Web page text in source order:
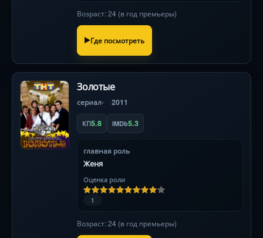
Возраст: 24 (в год премьеры)
Где посмотреть
Золотые
сериал 2011
КП5.8 IMDb5.3
главная роль
Женя
Оценка роли
1
Возраст: 24 (в год премьеры)